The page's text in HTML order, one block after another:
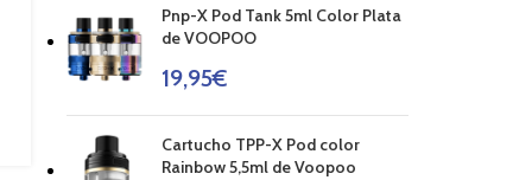
Pnp-X Pod Tank 5ml Color Plata
de VOOPOO
19,95€
Cartucho TPP-X Pod color
Rainbow 5,5ml de Voopoo